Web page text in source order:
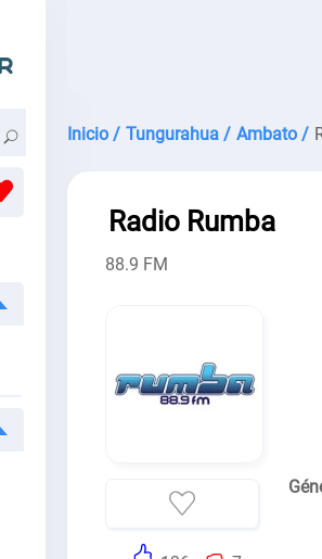
Inicio / Tungurahua / Ambato /
Radio Rumba
88.9 FM